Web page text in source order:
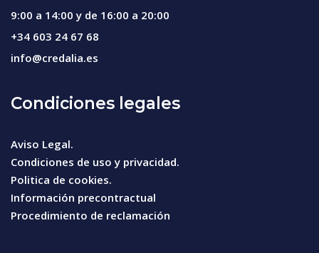
9:00 a 14:00 y de 16:00 a 20:00
+34 603 24 67 68
info@credalia.es
Condiciones legales
Aviso Legal.
Condiciones de uso y privacidad.
Politica de cookies.
Información precontractual
Procedimiento de reclamación